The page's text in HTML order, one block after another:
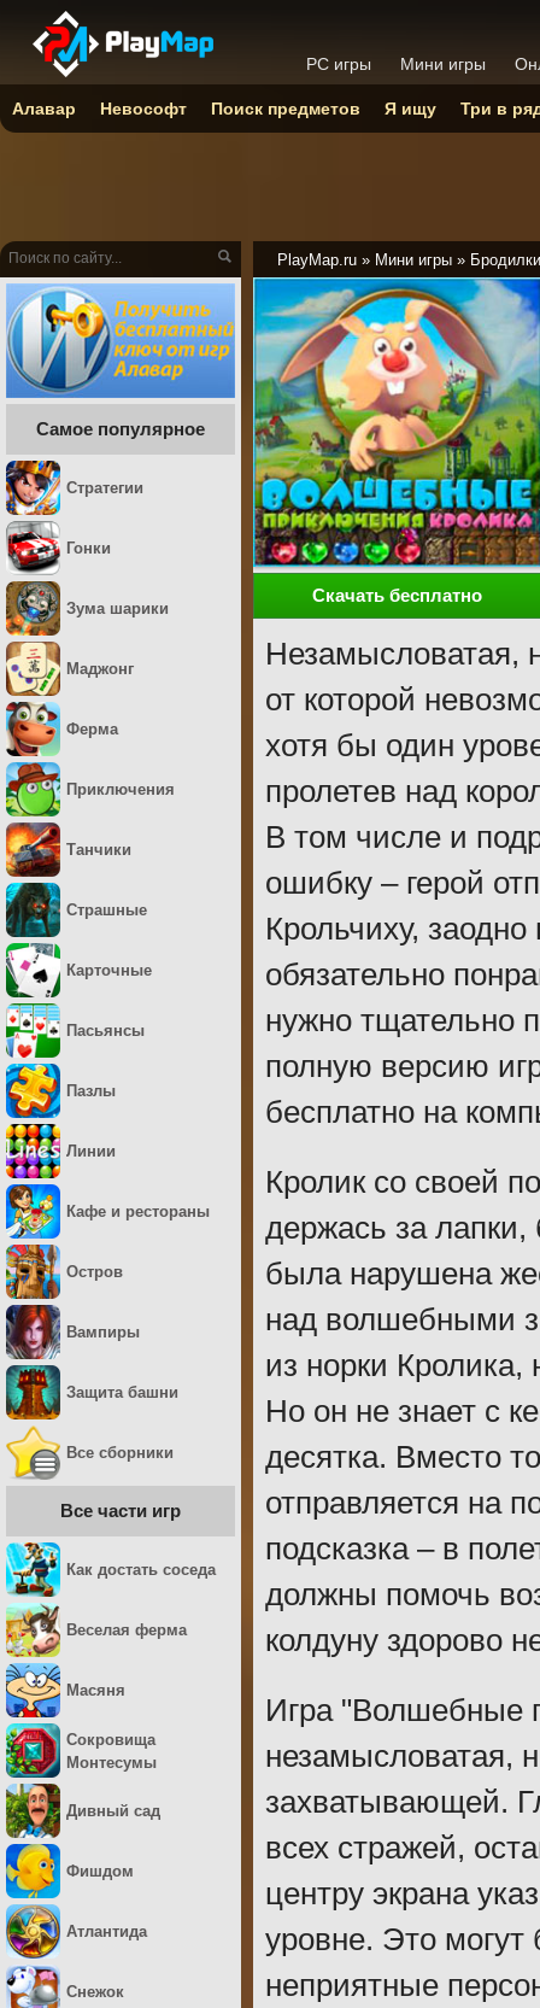
PlayMap.ru » Мини игры » Бродилки
Скачать бесплатно
Незамысловатая,
от которой
хотя бы один
пролетев над
В том числе и
ошибку – герой
Крольчиху,
обязательно
нужно тщательно
полную версию
бесплатно на
Кролик со своей
держась за
была нарушена
над волшебными
из норки Кролика,
Но он не знает с
десятка. Вместо
отправляется на
подсказка – в
должны помочь
колдуну здорово
Игра "Волшебные
незамысловатая,
захватывающей.
всех стражей,
центру экрана
уровне. Это
неприятные
Самое популярное
Стратегии
Гонки
Зума шарики
Маджонг
Ферма
Приключения
Танчики
Страшные
Карточные
Пасьянсы
Пазлы
Линии
Кафе и рестораны
Остров
Вампиры
Защита башни
Все сборники
Все части игр
Как достать соседа
Веселая ферма
Масяня
Сокровища
Монтесумы
Дивный сад
Фишдом
Атлантида
Снежок
PC игры Мини игры
Алавар Невософт Поиск предметов Я ищу Три в